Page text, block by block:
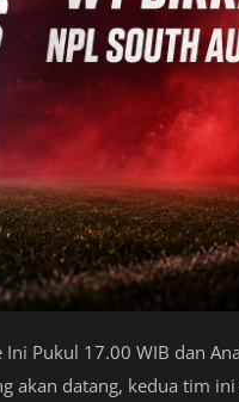
Pukul 17.00 WIB dan
akan datang, kedua tim